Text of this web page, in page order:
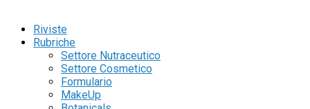
Riviste
Rubriche
Settore Nutraceutico
Settore Cosmetico
Formulario
MakeUp